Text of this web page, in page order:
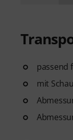
passend
mit